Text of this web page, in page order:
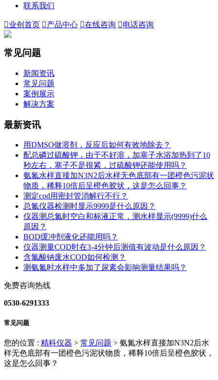
联系我们
业创首页 产品中心 在线咨询 电话咨询
常见问题
新闻资讯
常见问题
案例展示
解决方案
最新资讯
用DMSO做溶剂，反应后如何有效地除去？
配总磷过硫酸钾，由于不好溶，加塞子水浴加热到了10
秒左右，塞子不是很紧，过硫酸钾还能使用吗？
氨氮水样直接加N3N2后水样无色底部有一团橙色污泥状
物质，稀释10倍后呈橙色胶状，这是怎么回事？
测定cod用密封管消解行不行？
总氮仪器检测时显示9999是什么原因？
仪器测总氮时空白和标液正常，测水样显示(9999)什么
原因？
BOD缓冲剂液化还能用吗？
仪器测量COD时在3-4分钟后测值有波动是什么原因？
含氯酸钠废水COD如何检测？
测氨氮时水样中多加了尿素会影响测量结果吗？
免费咨询热线
0530-6291333
常见问题
您的位置 : 精科仪器 > 常见问题 > 氨氮水样直接加N3N2后水
样无色底部有一团橙色污泥状物质，稀释10倍后呈橙色胶状，
这是怎么回事？